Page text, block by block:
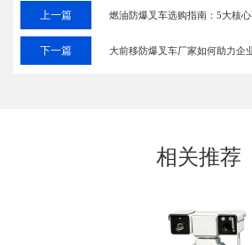
上一篇 燃油防爆叉车选购指南：5大核
下一篇 大前移防爆叉车厂家如何助力企
相关推荐